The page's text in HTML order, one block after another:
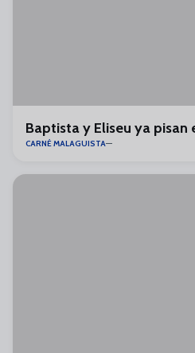
Baptista y Eliseu ya pisan
CARNÉ MALAGUISTA